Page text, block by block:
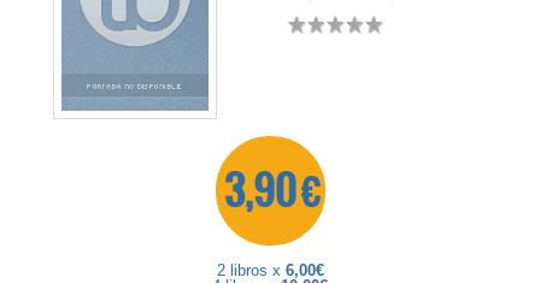
3,90 €
2 libros x 6,00€